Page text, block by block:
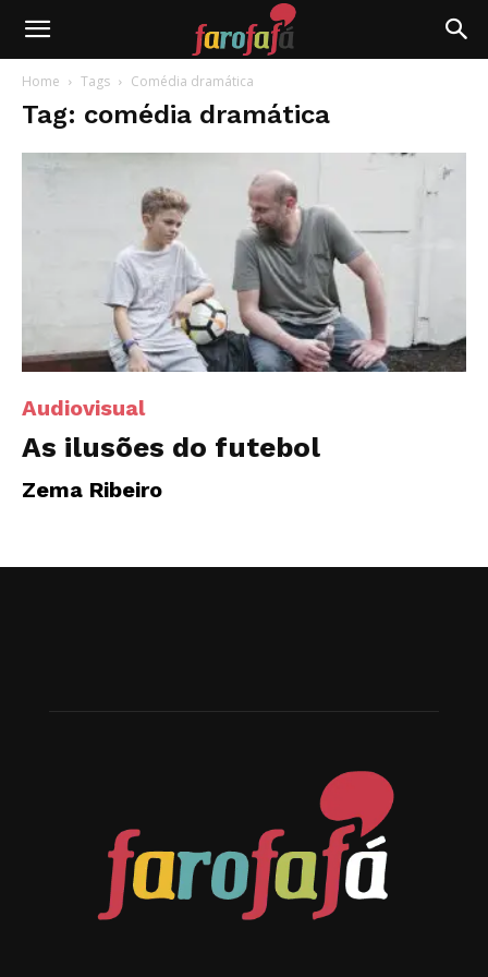
Farofafá
Home Tags Comédia dramática
Tag: comédia dramática
Audiovisual
As ilusões do futebol
Zema Ribeiro